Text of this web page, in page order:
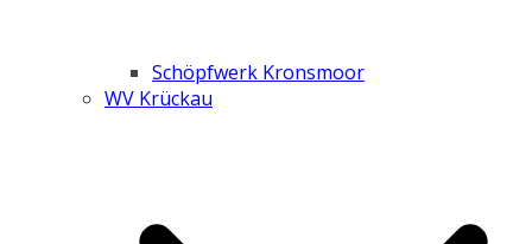
Schöpfwerk Kronsmoor
WV Krückau